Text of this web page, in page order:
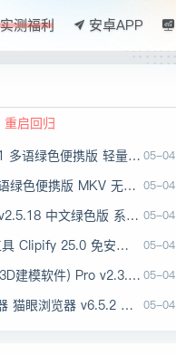
实测福利 安卓APP
重启回归
05-04
携版 轻量级剪贴板增强工具
05-04
版 MKV 无损封装剪辑工具
05-04
色版 系统 Hosts 文件编辑器
05-04
25.0 免安装便携版
05-04
Pro v2.3.1.22446 多语便携版
05-04
器 v6.5.2 中文绿色便携版